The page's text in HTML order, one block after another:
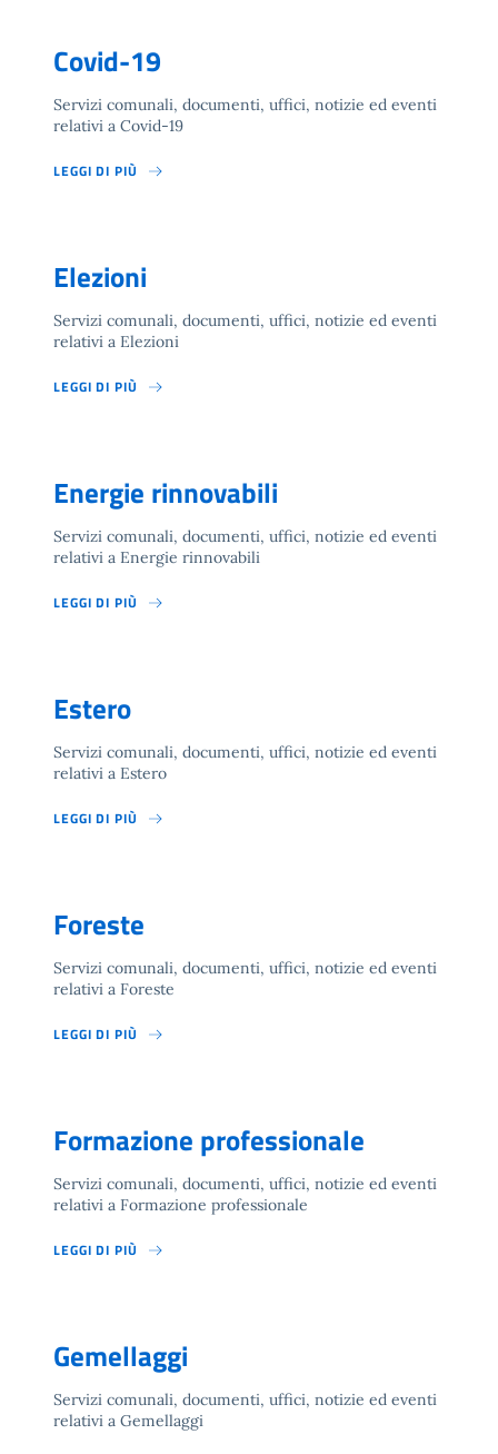
Covid-19
Servizi comunali, documenti, uffici, notizie ed eventi
relativi a Covid-19
LEGGI DI PIÙ
Elezioni
Servizi comunali, documenti, uffici, notizie ed eventi
relativi a Elezioni
LEGGI DI PIÙ
Energie rinnovabili
Servizi comunali, documenti, uffici, notizie ed eventi
relativi a Energie rinnovabili
LEGGI DI PIÙ
Estero
Servizi comunali, documenti, uffici, notizie ed eventi
relativi a Estero
LEGGI DI PIÙ
Foreste
Servizi comunali, documenti, uffici, notizie ed eventi
relativi a Foreste
LEGGI DI PIÙ
Formazione professionale
Servizi comunali, documenti, uffici, notizie ed eventi
relativi a Formazione professionale
LEGGI DI PIÙ
Gemellaggi
Servizi comunali, documenti, uffici, notizie ed eventi
relativi a Gemellaggi